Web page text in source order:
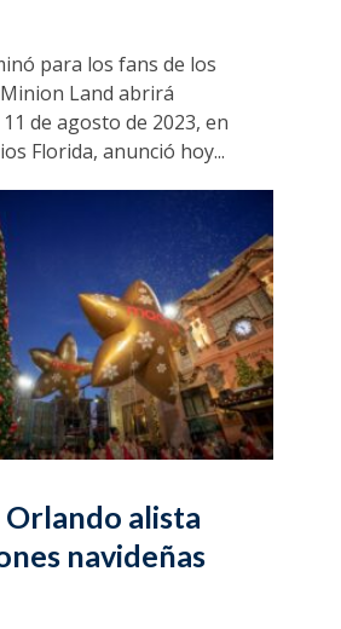
para los fans de los
Land abrirá
de agosto de 2023, en
Florida, anunció hoy...
alista
navideñas